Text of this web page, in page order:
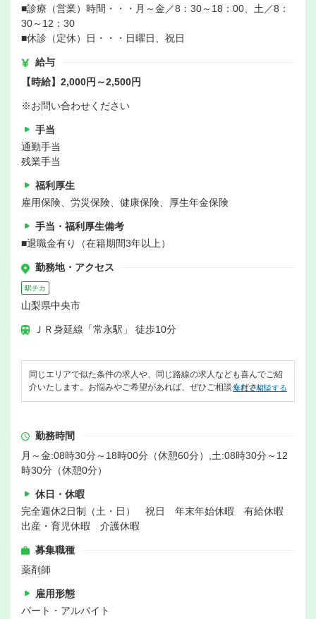
■診療（営業）時間・・・月～金／8：30～18：00、土／8：
30～12：30
■休診（定休）日・・・日曜日、祝日
給与
【時給】2,000円～2,500円
※お問い合わせください
手当
通勤手当
残業手当
福利厚生
雇用保険、労災保険、健康保険、厚生年金保険
手当・福利厚生備考
■退職金有り（在籍期間3年以上）
勤務地・アクセス
駅チカ
山梨県中央市
ＪＲ身延線「常永駅」 徒歩10分
同じエリアで似た条件の求人や、同じ路線の求人なども喜んでご紹
介いたします。お悩みやご希望があれば、ぜひご相談ください。
無料で相談する
勤務時間
月～金:08時30分～18時00分（休憩60分）,土:08時30分～12
時30分（休憩0分）
休日・休暇
完全週休2日制（土・日） 祝日 年末年始休暇 有給休暇
出産・育児休暇 介護休暇
募集職種
薬剤師
雇用形態
パート・アルバイト